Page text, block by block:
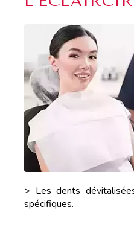
> Les dents
spécifiques.